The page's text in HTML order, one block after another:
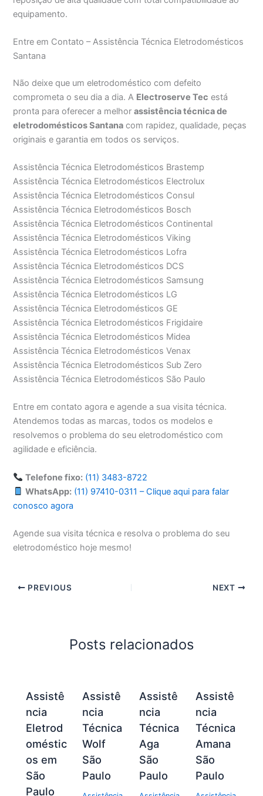
equipamento.
Entre em Contato – Assistência Técnica Eletrodomésticos
Santana
Não deixe que um eletrodoméstico com defeito
comprometa o seu dia a dia. A Electroserve Tec está
pronta para oferecer a melhorassistência técnica de
eletrodomésticos Santana com rapidez, qualidade, peças
originais e garantia em todos os serviços.
Assistência Técnica Eletrodomésticos Brastemp
Assistência Técnica Eletrodomésticos Electrolux
Assistência Técnica Eletrodomésticos Consul
Assistência Técnica Eletrodomésticos Bosch
Assistência Técnica Eletrodomésticos Continental
Assistência Técnica Eletrodomésticos Viking
Assistência Técnica Eletrodomésticos Lofra
Assistência Técnica Eletrodomésticos DCS
Assistência Técnica Eletrodomésticos Samsung
Assistência Técnica Eletrodomésticos LG
Assistência Técnica Eletrodomésticos GE
Assistência Técnica Eletrodomésticos Frigidaire
Assistência Técnica Eletrodomésticos Midea
Assistência Técnica Eletrodomésticos Venax
Assistência Técnica Eletrodomésticos Sub Zero
Assistência Técnica Eletrodomésticos São Paulo
Entre em contato agora e agende a sua visita técnica.
Atendemos todas as marcas, todos os modelos e
resolvemos o problema do seu eletrodoméstico com
agilidade e eficiência.
Telefone fixo: (11) 3483-8722
WhatsApp: (11) 97410-0311 – Clique aqui para falar
conosco agora
Agende sua visita técnica e resolva o problema do seu
eletrodoméstico hoje mesmo!
PREVIOUS NEXT
Posts relacionados
Assistê
ncia
Eletrod
oméstic
os em
São
Paulo
Assistê
ncia
Técnica
Wolf
São
Paulo
Assistê
ncia
Técnica
Aga
São
Paulo
Assistê
ncia
Técnica
Amana
São
Paulo